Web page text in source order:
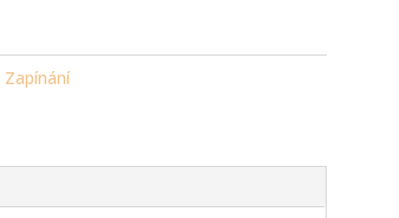
Zapínání